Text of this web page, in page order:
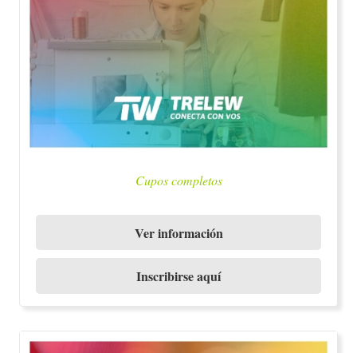
Cupos completos
Ver información
Inscribirse aquí